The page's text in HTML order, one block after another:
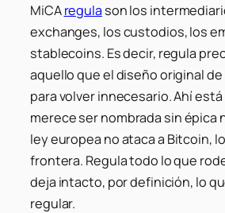
MiCAregula son los
exchanges, los custodios, los
stablecoins. Es decir, regula
aquello que el diseño original
para volver innecesario. Ahí
merece ser nombrada sin épica
ley europea no ataca a Bitcoin,
frontera. Regula todo lo que
deja intacto, por definición, lo
regular.